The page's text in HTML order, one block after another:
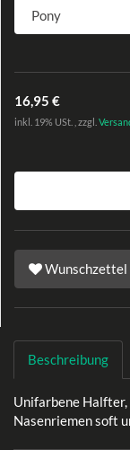
16,95 €
inkl. 19% USt. , zzgl.
Wunschzettel
Beschreibung
Unifarbene
Nasenriemen soft